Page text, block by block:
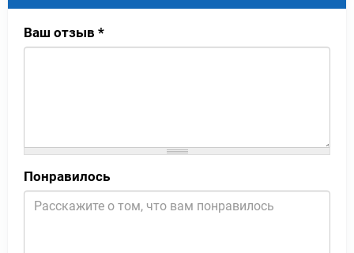
Ваш отзыв *
Понравилось